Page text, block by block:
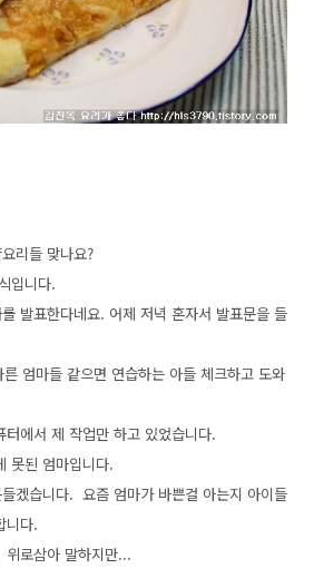
리들 맞나요?
입니다.
발표한다네요. 어제 저녁 혼자서 발표문을 들
엄마들 같으면 연습하는 아들 체크하고 도와
에서 제 작업만 하고 있었습니다.
못된 엄마입니다.
겠습니다. 요즘 엄마가 바쁜걸 아는지 아이들
니다.
로삼아 말하지만...